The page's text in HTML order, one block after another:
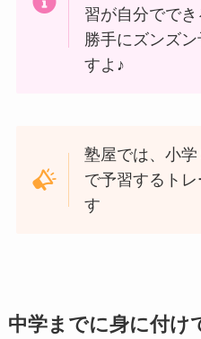
習が自分でで
勝手にズンズ
すよ♪
塾屋では、小
で予習するト
す
中学までに身に付け